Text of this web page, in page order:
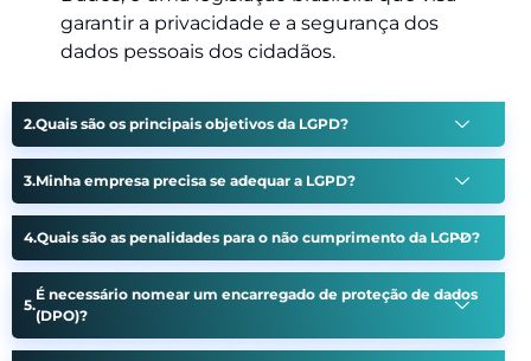
garantir a privacidade e a segurança dos
dados pessoais dos cidadãos.
Quais são os principais objetivos da LGPD?
Minha empresa precisa se adequar a LGPD?
Quais são as penalidades para o não cumprimento da LGPD?
É necessário nomear um encarregado de proteção de dados
(DPO)?